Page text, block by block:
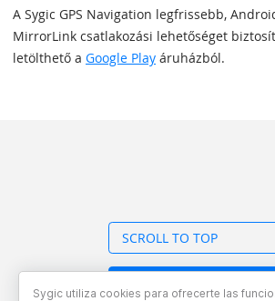
A Sygic GPS Navigation legfrissebb,
MirrorLink csatlakozási lehetőséget
letölthető a Google Play áruházból.
SCROLL TO TOP
Sygic utiliza cookies para ofrecerte las